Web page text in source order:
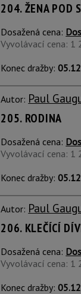
204. ŽENA POD
Dosažená cena:
Vyvolávací cena: 1
Konec dražby:
Autor: Paul
205. RODINA
Dosažená cena:
Vyvolávací cena: 1
Konec dražby:
Autor: Paul
206. KLEČÍCÍ
Dosažená cena:
Vyvolávací cena: 1
Konec dražby: